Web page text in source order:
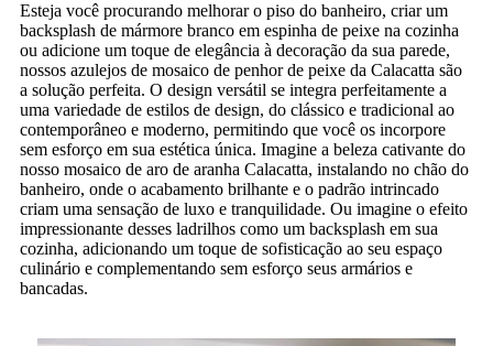
Esteja você procurando melhorar o piso do banheiro, criar um
backsplash de mármore branco em espinha de peixe na cozinha
ou adicione um toque de elegância à decoração da sua parede,
nossos azulejos de mosaico de penhor de peixe da Calacatta são
a solução perfeita. O design versátil se integra perfeitamente a
uma variedade de estilos de design, do clássico e tradicional ao
contemporâneo e moderno, permitindo que você os incorpore
sem esforço em sua estética única. Imagine a beleza cativante do
nosso mosaico de aro de aranha Calacatta, instalando no chão do
banheiro, onde o acabamento brilhante e o padrão intrincado
criam uma sensação de luxo e tranquilidade. Ou imagine o efeito
impressionante desses ladrilhos como um backsplash em sua
cozinha, adicionando um toque de sofisticação ao seu espaço
culinário e complementando sem esforço seus armários e
bancadas.